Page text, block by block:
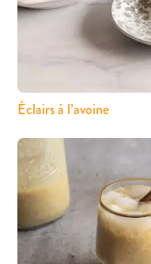
Éclairs à l’avoine